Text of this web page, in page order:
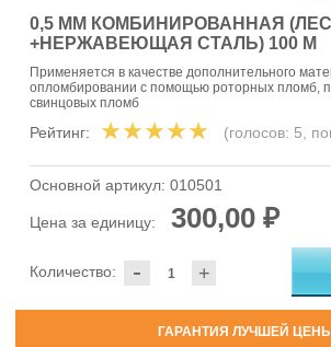
0,5 ММ КОМБИНИРОВАННАЯ
+НЕРЖАВЕЮЩАЯ СТАЛЬ) 100 М
Применяется в качестве дополнительного
опломбировании с помощью роторных пломб,
свинцовых пломб
Рейтинг: (голосов: 5,
Основной артикул: 010501
Цена за единицу: 300,00 ₽
- +
Количество:
ГАРАНТИЯ ЛУЧШЕЙ ЦЕНЫ